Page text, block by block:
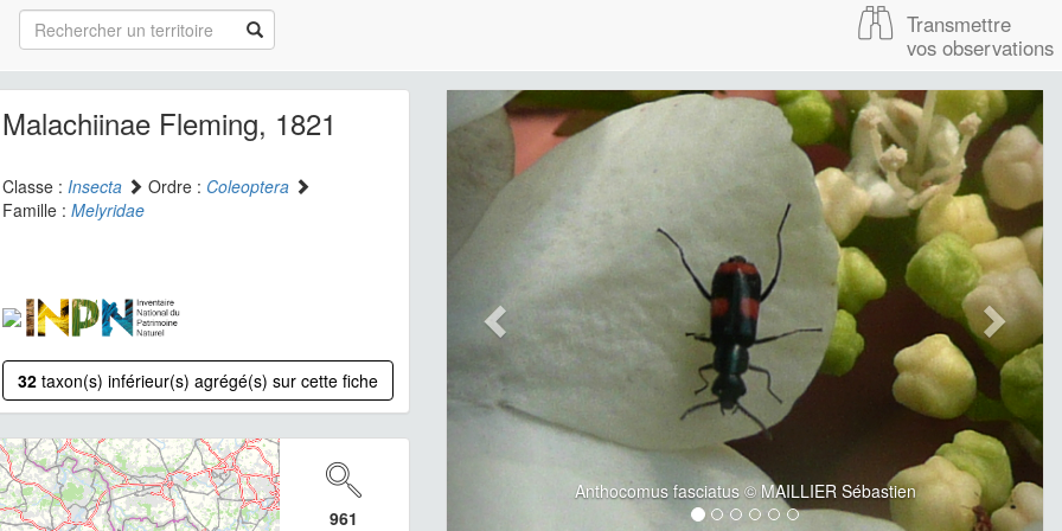
Transmettre
vos observations
Malachiinae Fleming, 1821
Classe : Insecta Ordre : Coleoptera
Famille : Melyridae
32 taxon(s) inférieur(s) agrégé(s) sur cette fiche
961
Anthocomus fasciatus © MAILLIER Sébastien